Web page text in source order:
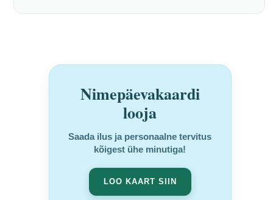
Nimepäevakaardi
looja
Saada ilus ja personaalne tervitus
kõigest ühe minutiga!
LOO KAART SIIN